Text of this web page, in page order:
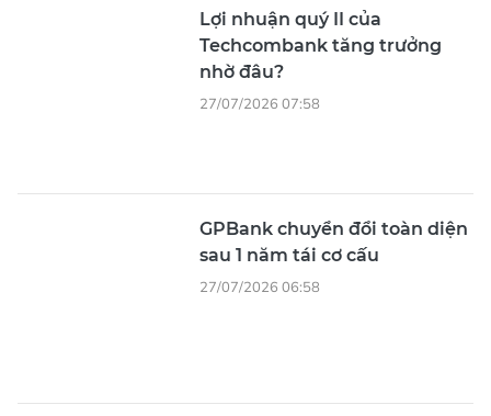
Lợi nhuận quý II của
Techcombank tăng trưởng
nhờ đâu?
27/07/2026 07:58
GPBank chuyển đổi toàn diện
sau 1 năm tái cơ cấu
27/07/2026 06:58